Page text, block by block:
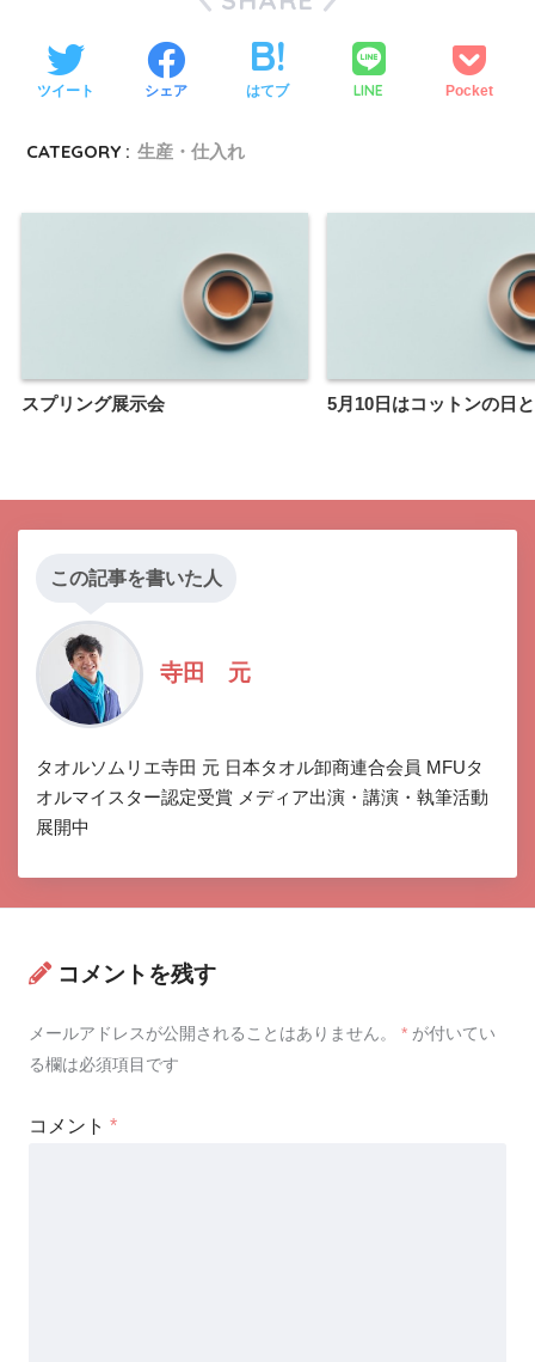
ツイート シェア はてブ LINE Pocket
CATEGORY : 生産・仕入れ
スプリング展示会 5月10日はコットンの日
この記事を書いた人
寺田 元
タオルソムリエ寺田 元 日本タオル卸商連合会員 MFUタ
オルマイスター認定受賞 メディア出演・講演・執筆活動
展開中
コメントを残す
メールアドレスが公開されることはありません。 * が付いてい
る欄は必須項目です
コメント *